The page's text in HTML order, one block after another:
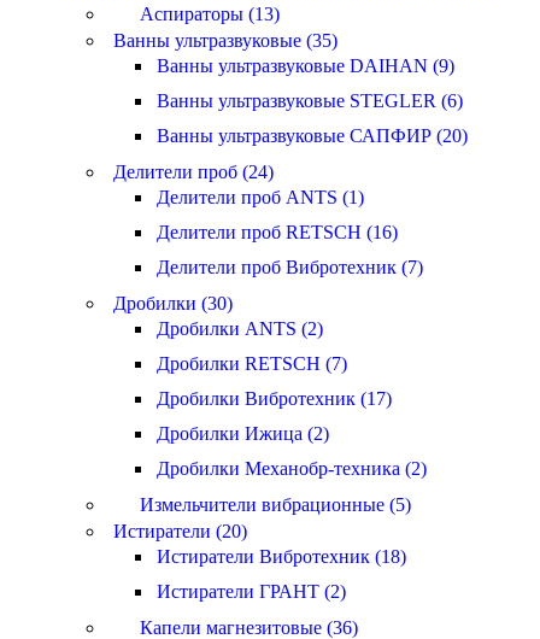
Аспираторы (13)
Ванны ультразвуковые (35)
Ванны ультразвуковые DAIHAN (9)
Ванны ультразвуковые STEGLER (6)
Ванны ультразвуковые САПФИР (20)
Делители проб (24)
Делители проб ANTS (1)
Делители проб RETSCH (16)
Делители проб Вибротехник (7)
Дробилки (30)
Дробилки ANTS (2)
Дробилки RETSCH (7)
Дробилки Вибротехник (17)
Дробилки Ижица (2)
Дробилки Механобр-техника (2)
Измельчители вибрационные (5)
Истиратели (20)
Истиратели Вибротехник (18)
Истиратели ГРАНТ (2)
Капели магнезитовые (36)